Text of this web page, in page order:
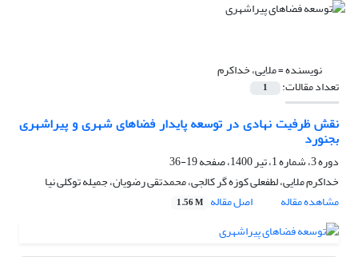
نویسنده =ملایی، خداکرم
تعداد مقالات: 1
نقش ظرفیت نهادی در توسعه پایدار فضاهای شهری و پیراشهری
بجنورد
دوره 3، شماره 1، تیر 1400، صفحه
19-36
خداکرم ملایی، لطفعلی کوزه گر کالجی، محمدتقی رضویان، جمیله توکلی نیا
مشاهده مقاله
اصل مقاله 1.56 M